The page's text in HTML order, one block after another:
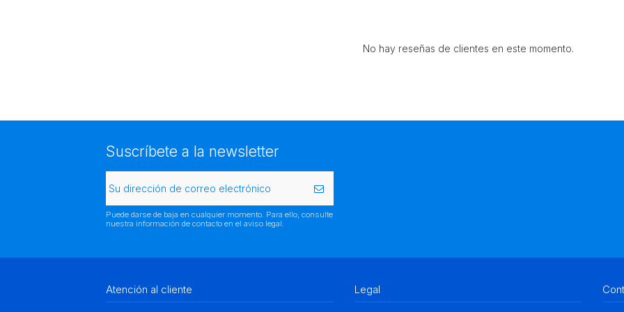
No hay reseñas de clientes en este momento.
Suscríbete a la newsletter
Puede darse de baja en cualquier momento. Para ello, consulte
nuestra información de contacto en el aviso legal.
Atención al cliente Legal